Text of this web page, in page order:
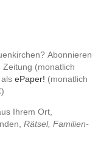
Abonnieren
(monatlich
ePaper! (monatlich
Ihrem Ort,
Rätsel, Familien-